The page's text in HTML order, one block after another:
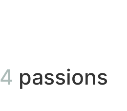
4 passions